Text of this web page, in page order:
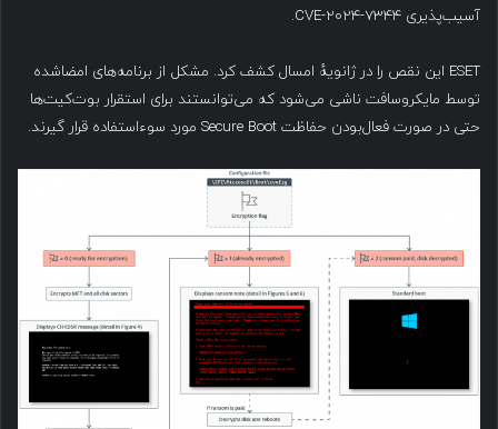
آسیب‌پذیری CVE-2024-7344.
ESET این نقص را در ژانویهٔ امسال کشف کرد. مشکل از برنامه‌های امضاشده
توسط مایکروسافت ناشی می‌شود که می‌توانستند برای استقرار بوت‌کیت‌ها
حتی در صورت فعال‌بودن حفاظت Secure Boot مورد سوءاستفاده قرار گیرند.